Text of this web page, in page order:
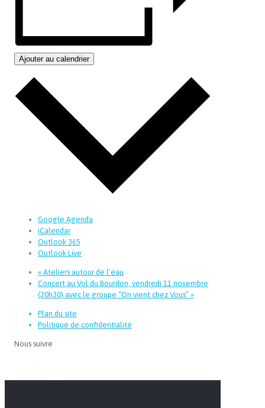
Ajouter au calendrier
Google Agenda
iCalendar
Outlook 365
Outlook Live
« Ateliers autour de l’eau
Concert au Vol du Bourdon, vendredi 11 novembre
(20h30) avec le groupe “On vient chez Vous” »
Plan du site
Politique de confidentialité
Nous suivre